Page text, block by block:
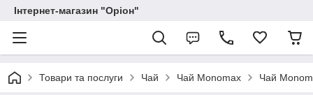
Інтернет-магазин "Оріон"
Товари та послуги Чай Чай Monomax Чай